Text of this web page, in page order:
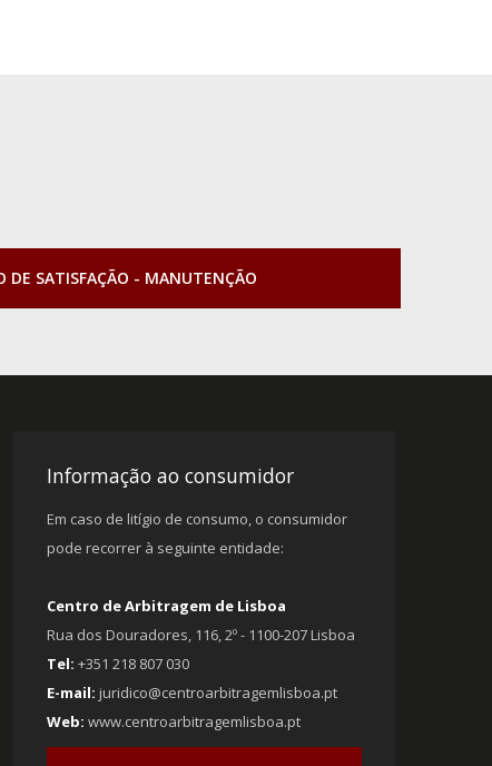
DE SATISFAÇÃO - MANUTENÇÃO
Informação ao consumidor
Em caso de litígio de consumo, o consumidor
pode recorrer à seguinte entidade:
Centro de Arbitragem de Lisboa
Rua dos Douradores, 116, 2º - 1100-207 Lisboa
Tel: +351 218 807 030
E-mail: juridico@centroarbitragemlisboa.pt
Web: www.centroarbitragemlisboa.pt